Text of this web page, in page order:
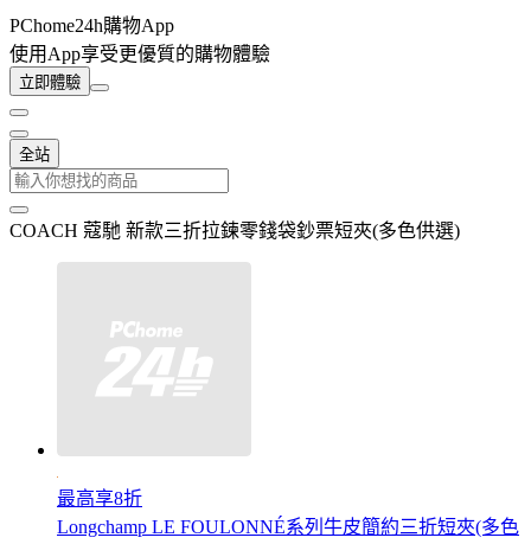
PChome24h購物App
使用App享受更優質的購物體驗
立即體驗
全站
COACH 蔻馳 新款三折拉鍊零錢袋鈔票短夾(多色供選)
最高享8折
Longchamp LE FOULONNÉ系列牛皮簡約三折短夾(多色